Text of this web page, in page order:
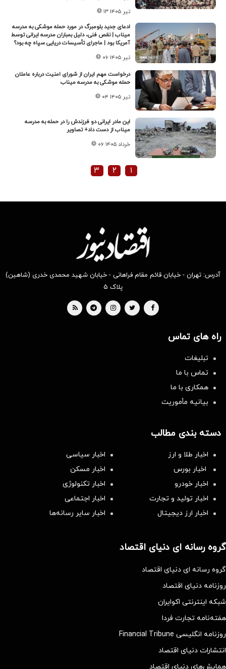
۱۳ تیر ۱۴۰۵
ادعای جدید بلومبرگ در مورد حمله موشکی به مدرسه
میناب | نقص فنی، دلیل بمباران مدرسه ایرانی توسط
آمریکا بود | ماجرای تأسیسات دریایی سپاه چه بود؟
۰۶ تیر ۱۴۰۵
درخواست مهم ایران از شورای امنیت درباره عاملان
حمله موشکی به مدرسه میناب
۰۴ تیر ۱۴۰۵
این مادر ایرانی دو فرزندش را در حمله به مدرسه
میناب از دست داد+ تصاویر
۰۶ خرداد ۱۴۰۵
۱ ۲ ۳
آدرس: تهران - خیابان قائم مقام فراهانی - خیابان شهید محمدی خدری (شاهین)
پلاک ۵
راه های تماس
تبلیغات
تماس با ما
همکاری با ما
بیانیه مأموریت
دسته بندی مطالب
اخبار طلا و ارز
اخبار سیاسی
اخبار بورس
اخبار مسکن
اخبار خودرو
اخبار تکنولوژی
اخبار تولید و تجارت
اخبار اجتماعی
اخبار ارز دیجیتال
اخبار سایر رسانه‌‌ها
گروه رسانه ای دنیای اقتصاد
گروه رسانه ای دنیای اقتصاد
روزنامه دنیای اقتصاد
شبکه اینترنتی اکوایران
هفته‌نامه تجارت فردا
روزنامه انگلیسی Financial Tribune
انتشارات دنیای اقتصاد
همایش‌های دنیای اقتصاد